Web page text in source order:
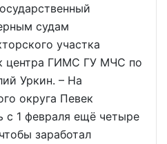
судам
участка
центра ГИМС ГУ МЧС по
Уркин. – На
округа Певек
с 1 февраля ещё четыре
заработал